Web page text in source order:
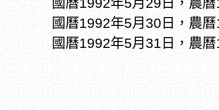
國曆1992年5月29日，農
國曆1992年5月30日，農
國曆1992年5月31日，農